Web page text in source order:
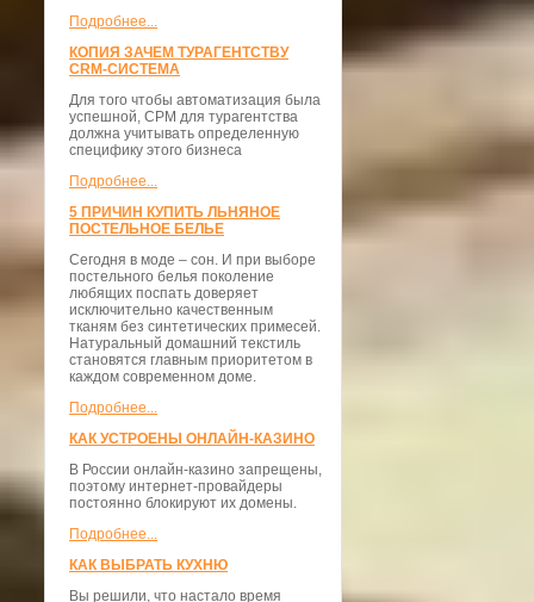
Подробнее...
КОПИЯ ЗАЧЕМ ТУРАГЕНТСТВУ
CRM-СИСТЕМА
Для того чтобы автоматизация была
успешной, СРМ для турагентства
должна учитывать определенную
специфику этого бизнеса
Подробнее...
5 ПРИЧИН КУПИТЬ ЛЬНЯНОЕ
ПОСТЕЛЬНОЕ БЕЛЬЕ
Сегодня в моде – сон. И при выборе
постельного белья поколение
любящих поспать доверяет
исключительно качественным
тканям без синтетических примесей.
Натуральный домашний текстиль
становятся главным приоритетом в
каждом современном доме.
Подробнее...
КАК УСТРОЕНЫ ОНЛАЙН-КАЗИНО
В России онлайн-казино запрещены,
поэтому интернет-провайдеры
постоянно блокируют их домены.
Подробнее...
КАК ВЫБРАТЬ КУХНЮ
Вы решили, что настало время